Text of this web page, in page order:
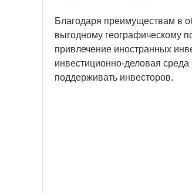
Благодаря преимуществам в
выгодному географическому
привлечение иностранных
инвестиционно-деловая
поддерживать инвесторов.